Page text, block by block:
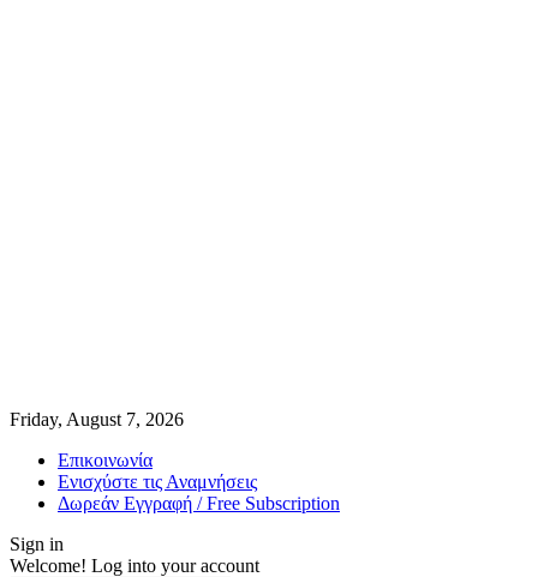
Friday, August 7, 2026
Επικοινωνία
Ενισχύστε τις Αναμνήσεις
Δωρεάν Εγγραφή / Free Subscription
Sign in
Welcome! Log into your account